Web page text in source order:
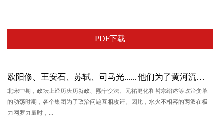
PDF下载
欧阳修、王安石、苏轼、司马光...... 他们为了黄河流向吵翻了天
北宋中期，政坛上经历庆历新政、熙宁变法、元祐更化和哲宗绍述等政治变革
的动荡时期，各个集团为了政治问题互相攻讦。因此，水火不相容的两派在极
力网罗力量时，...